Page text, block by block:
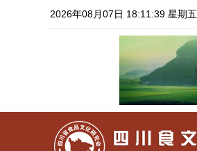
2026年08月07日 18:11:40 星期五